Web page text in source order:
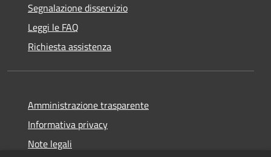
Segnalazione disservizio
Leggi le FAQ
Richiesta assistenza
Amministrazione trasparente
Informativa privacy
Note legali